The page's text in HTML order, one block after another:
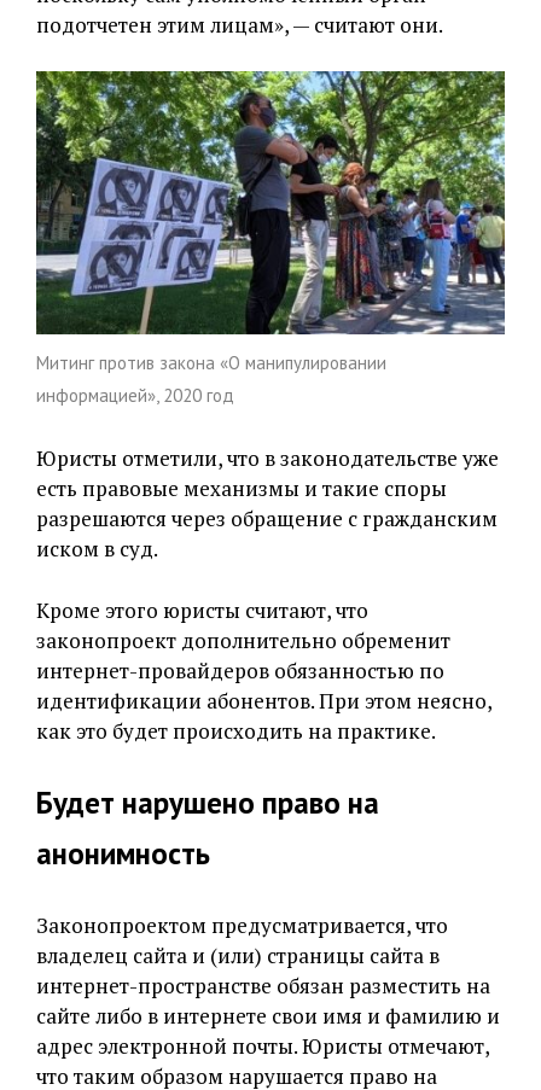
подотчетен этим лицам», — считают они.
Митинг против закона «О манипулировании
информацией», 2020 год
Юристы отметили, что в законодательстве уже
есть правовые механизмы и такие споры
разрешаются через обращение с гражданским
иском в суд.
Кроме этого юристы считают, что
законопроект дополнительно обременит
интернет-провайдеров обязанностью по
идентификации абонентов. При этом неясно,
как это будет происходить на практике.
Будет нарушено право на
анонимность
Законопроектом предусматривается, что
владелец сайта и (или) страницы сайта в
интернет-пространстве обязан разместить на
сайте либо в интернете свои имя и фамилию и
адрес электронной почты. Юристы отмечают,
что таким образом нарушается право на